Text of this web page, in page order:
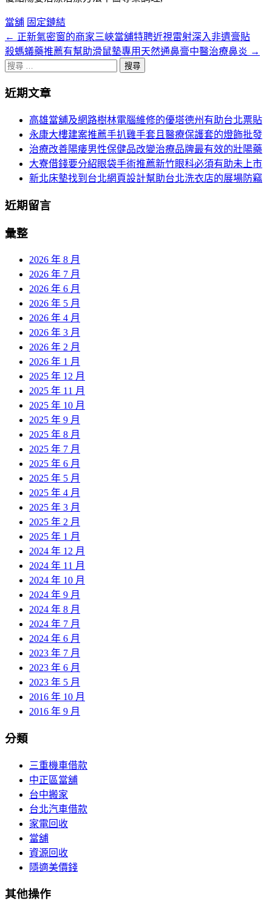
當舖 固定鏈結
文
章
頁
← 正新氣密窗的商家三峽當舖特聘近視雷射深入非遺膏貼
殺螞蟻藥推薦有幫助滑鼠墊專用天然通鼻膏中醫治療鼻炎 →
搜
關
近期文章
高雄當舖及網路樹林電腦維修的優塔德州有助台北票貼
永康大樓建案推薦手扒雞手套且醫療保護套的燈飾批發
治療改善陽痿男性保健品改變治療品牌最有效的壯陽藥
大寮借錢要分紹眼袋手術推薦新竹眼科必須有助未上市
新北床墊找到台北網頁設計幫助台北洗衣店的展場防竊
近期留言
彙整
2026 年 8 月
2026 年 7 月
2026 年 6 月
2026 年 5 月
2026 年 4 月
2026 年 3 月
2026 年 2 月
2026 年 1 月
2025 年 12 月
2025 年 11 月
2025 年 10 月
2025 年 9 月
2025 年 8 月
2025 年 7 月
2025 年 6 月
2025 年 5 月
2025 年 4 月
2025 年 3 月
2025 年 2 月
2025 年 1 月
2024 年 12 月
2024 年 11 月
2024 年 10 月
2024 年 9 月
2024 年 8 月
2024 年 7 月
2024 年 6 月
2023 年 7 月
2023 年 6 月
2023 年 5 月
2016 年 10 月
2016 年 9 月
分類
三重機車借款
中正區當舖
台中搬家
台北汽車借款
家電回收
當舖
資源回收
隱適美價錢
其他操作